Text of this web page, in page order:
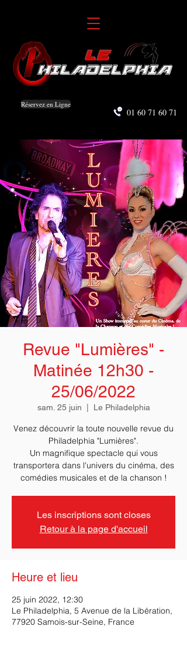
Réservez en Ligne
01 60 71 60 71
Revue "Lumières" -
Matinée 12h30 -
25/06/2022
sam. 25 juin Le Philadelphia
Venez découvrir la toute nouvelle revue du
Philadelphia "Lumières".
Un magnifique spectacle qui vous
transportera dans l'univers du cinéma, des
comédies musicales et de la chanson !
Les inscriptions sont closes
Retour à la page d'accueil
Heure et lieu
25 juin 2022, 12:30
Le Philadelphia, 5 Avenue de la Libération,
77920 Samois-sur-Seine, France